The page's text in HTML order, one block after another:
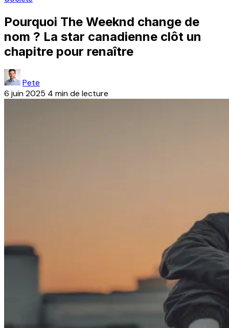
Pourquoi The Weeknd change de
nom ? La star canadienne clôt un
chapitre pour renaître
Pete
6 juin 2025 4 min de lecture